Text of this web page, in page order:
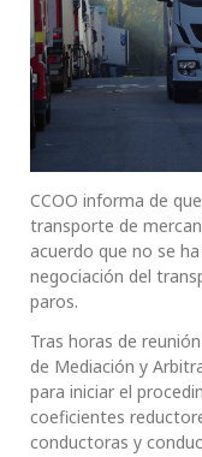
CCOO informa de
transporte de
acuerdo que no se
negociación del
paros.
Tras horas de
de Mediación y
para iniciar el
coeficientes
conductoras y